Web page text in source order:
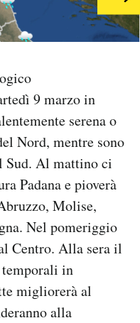
9 marzo in
serena o
Nord, mentre sono
Sud. Al mattino ci
Padana e pioverà
Molise,
Nel pomeriggio
Centro. Alla sera il
temporali in
migliorerà al
alla